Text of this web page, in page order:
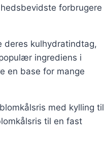
forbrugere
deres kulhydratindtag,
ingrediens i
en base for mange
med kylling til
til en fast